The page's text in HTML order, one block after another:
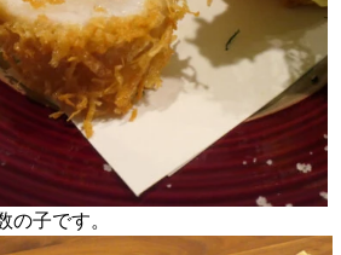
の子です。